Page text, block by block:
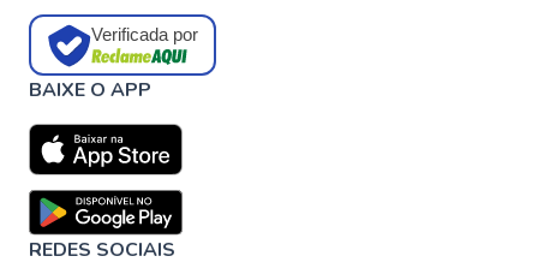
Verificada por
BAIXE O APP
REDES SOCIAIS